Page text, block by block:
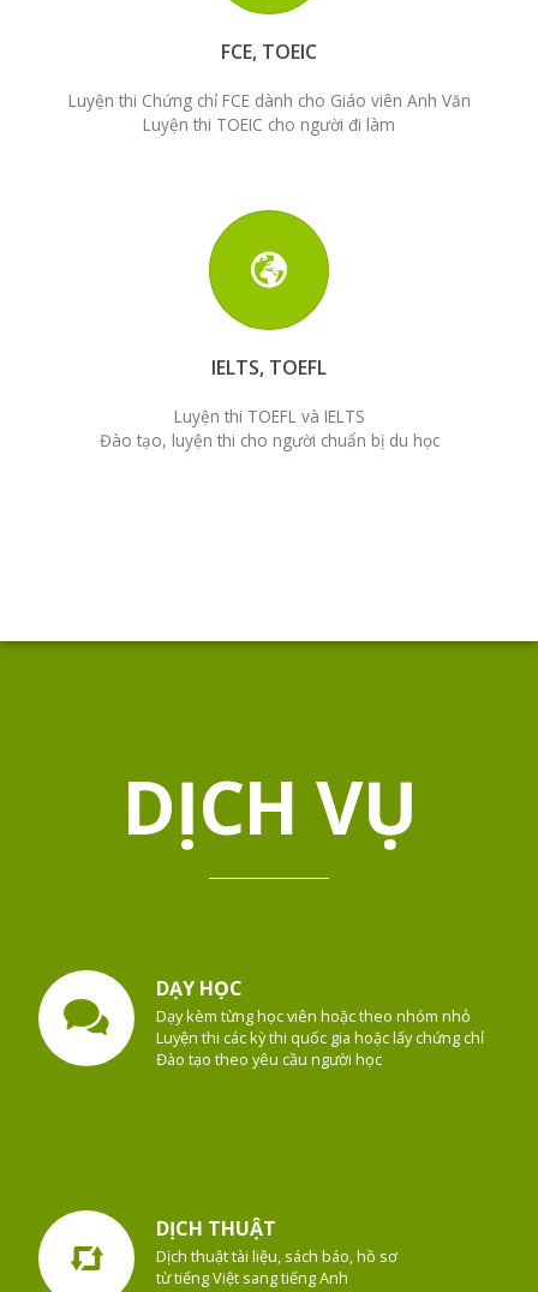
FCE, TOEIC
Luyện thi Chứng chỉ FCE dành cho Giáo viên Anh Văn
Luyện thi TOEIC cho người đi làm
IELTS, TOEFL
Luyện thi TOEFL và IELTS
Đào tạo, luyện thi cho người chuẩn bị du học
DỊCH VỤ
DẠY HỌC
Dạy kèm từng học viên hoặc theo nhóm nhỏ
Luyện thi các kỳ thi quốc gia hoặc lấy chứng chỉ
Đào tạo theo yêu cầu người học
DỊCH THUẬT
Dịch thuật tài liệu, sách báo, hồ sơ
từ tiếng Việt sang tiếng Anh